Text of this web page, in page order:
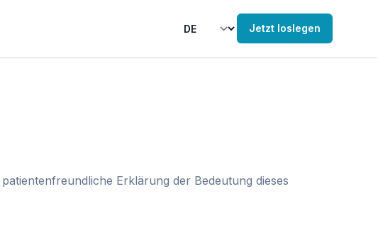
Jetzt loslegen
Erklärung der Bedeutung dieses